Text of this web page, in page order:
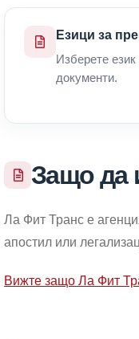
Езици за
Изберете
документи.
Защо да
Ла Фит Транс е
апостил или
Вижте защо Ла Фит